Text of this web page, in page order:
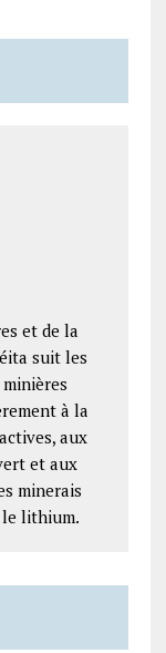
et de la
suit les
à la
aux
et aux
minerais
le lithium.